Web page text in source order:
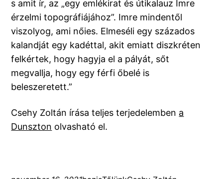
s amit ír, az „egy emlékirat és útikalauz Imre
érzelmi topográfiájához”. Imre mindentől
viszolyog, ami nőies. Elmeséli egy százados
kalandját egy kadéttal, akit emiatt diszkréten
felkértek, hogy hagyja el a pályát, sőt
megvallja, hogy egy férfi őbelé is
beleszeretett.”
Csehy Zoltán írása teljes terjedelemben a
Dunszton olvasható el.